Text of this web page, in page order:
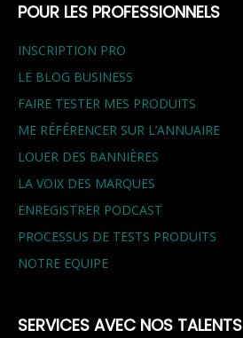
POUR LES PROFESSIONNELS
INSCRIPTION PRO
LE BLOG BUSINESS
FAIRE TESTER MES PRODUITS
ME RÉFÉRENCER SUR L’ANNUAIRE
LOUER DES BANNIÈRES
LA VOIX DES MARQUES
ENREGISTRER PODCAST
PROCESSUS DE TESTS PRODUITS
NOTRE EQUIPE
SERVICES AVEC NOS TALENTS